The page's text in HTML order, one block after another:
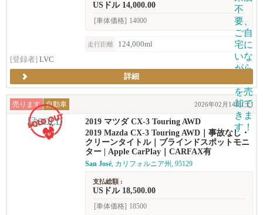
USドル 14,000.00
[車体価格] 14000
走行距離
124,000ml
[登録者] LVC
詳細
売ります 自動車 2026年02月14日(土)
2019 マツダ CX-3 Touring AWD
2019 Mazda CX-3 Touring AWD｜事故なし・
クリーンタイトル｜ブラインドスポットモニ
ター | Apple CarPlay｜CARFAX有
San José, カリフォルニア州, 95129
支払総額 :
USドル 18,500.00
[車体価格] 18500